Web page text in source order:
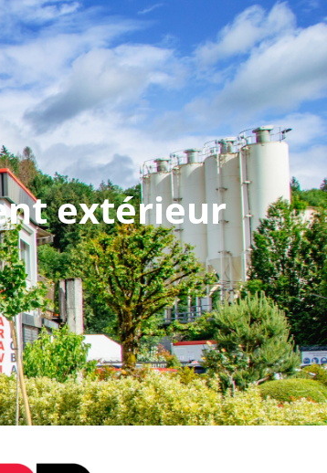
Devis gratuit
blog
extérieur